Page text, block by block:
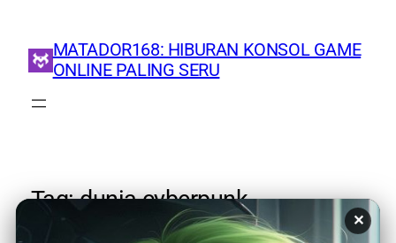
✕
MATADOR168: HIBURAN KONSOL GAME
ONLINE PALING SERU
Tag:dunia cyberpunk